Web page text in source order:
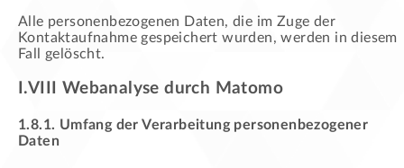
Alle personenbezogenen Daten, die im Zuge der
Kontaktaufnahme gespeichert wurden, werden in diesem
Fall gelöscht.
I.VIII Webanalyse durch Matomo
1.8.1. Umfang der Verarbeitung personenbezogener
Daten